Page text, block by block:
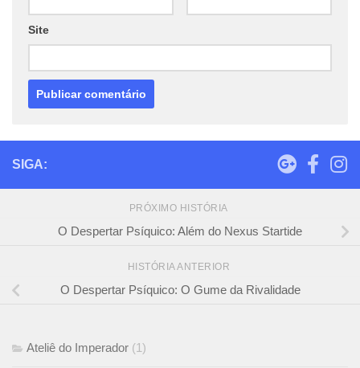
Site
SIGA:
PRÓXIMO HISTÓRIA
O Despertar Psíquico: Além do Nexus Startide
HISTÓRIA ANTERIOR
O Despertar Psíquico: O Gume da Rivalidade
Ateliê do Imperador (1)